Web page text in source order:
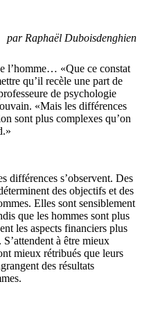
par Raphaël Duboisdenghien
l’homme… «Que ce constat
qu’il recèle une part de
de psychologie
«Mais les différences
sont plus complexes qu’on
différences s’observent. Des
des objectifs et des
Elles sont sensiblement
que les hommes sont plus
les aspects financiers plus
à être mieux
mieux rétribués que leurs
des résultats